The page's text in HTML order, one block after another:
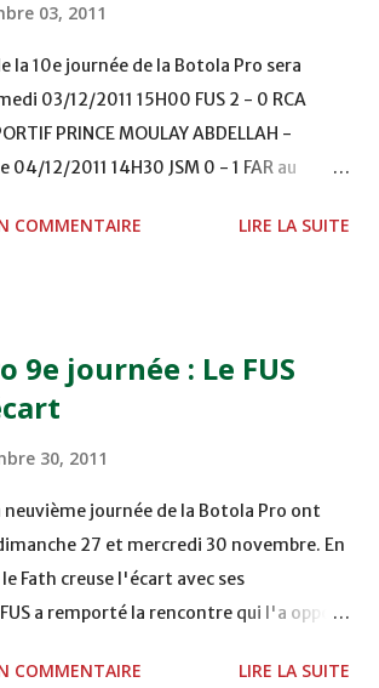
03, 2011
la 10e journée de la Botola Pro sera
03/12/2011 15H00 FUS 2 - 0 RCA
PRINCE MOULAY ABDELLAH -
04/12/2011 14H30 JSM 0 - 1 FAR au
- EL JADIDA 16h30 OCK 0 - 1 HUSA
WAF - OCS au COMPLEXE SPORTIF
- MAS Reporté pour cause de finale de la
COMMENTAIRE LIRE LA SUITE
9e journée : Le FUS
30, 2011
neuvième journée de la Botola Pro ont
27 et mercredi 30 novembre. En
Fath creuse l'écart avec ses
a remporté la rencontre qui l'a opposé
ouvert la marque à la 38e pour les
COMMENTAIRE LIRE LA SUITE